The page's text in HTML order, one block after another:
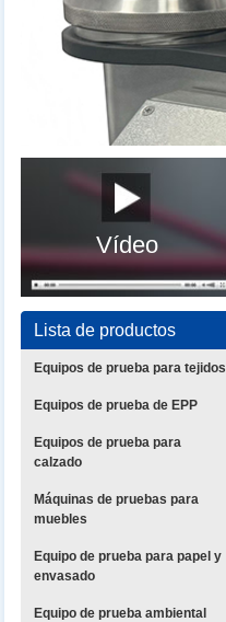
Vídeo
Lista de productos
Equipos de prueba para tejidos
Equipos de prueba de EPP
Equipos de prueba para
calzado
Máquinas de pruebas para
muebles
Equipo de prueba para papel y
envasado
Equipo de prueba ambiental